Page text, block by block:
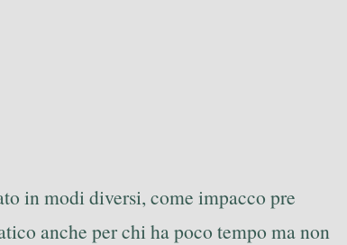
in modi diversi, come impacco pre
anche per chi ha poco tempo ma non